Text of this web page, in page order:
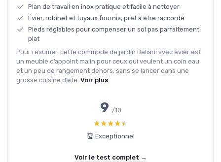
Plan de travail en inox pratique et facile à nettoyer
Évier, robinet et tuyaux fournis, prêt à être raccordé
Pieds réglables pour compenser un sol pas parfaitement
plat
Pour résumer, cette commode de jardin Beliani avec évier est
un meuble d’appoint malin pour ceux qui veulent un coin eau
et un peu de rangement dehors, sans se lancer dans une
grosse cuisine d’été. Voir plus
9 /10
★★★★★
★★★★★
🏆 Exceptionnel
Voir le test complet →